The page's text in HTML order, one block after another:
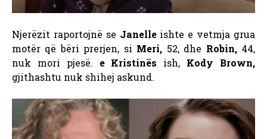
Njerëzit raportojnë se Janelle ishte e vetmja grua
motër që bëri prerjen, si Meri, 52, dhe Robin,44,
nuk mori pjesë. e Kristinës ish, Kody Brown,
gjithashtu nuk shihej askund.